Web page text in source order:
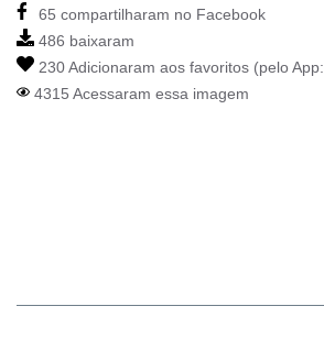
65 compartilharam no Facebook
486 baixaram
230 Adicionaram aos favoritos (pelo App:
4315 Acessaram essa imagem